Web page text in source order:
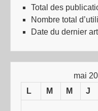
Total des
Nombre total
Date du dernier
mai
L
M M J